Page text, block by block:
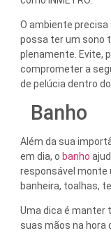
O ambiente precisa
possa ter um sono
plenamente. Evite,
comprometer a
de pelúcia dentro
Banho
Além da sua
em dia, o banho
responsável monte
banheira, toalhas,
Uma dica é manter
suas mãos na hora